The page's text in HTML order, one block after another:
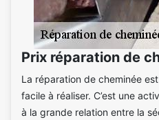
Prix réparation de
La réparation de cheminée
facile à réaliser. C’est une
à la grande relation entre la